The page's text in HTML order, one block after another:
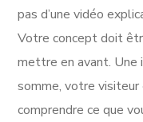
pas d’une vidéo
Votre concept doit
mettre en avant. Une
somme, votre visiteur
comprendre ce que